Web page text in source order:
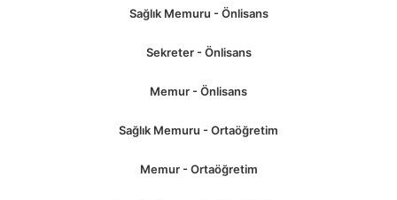
Sağlık Memuru - Önlisans
Sekreter - Önlisans
Memur - Önlisans
Sağlık Memuru - Ortaöğretim
Memur - Ortaöğretim